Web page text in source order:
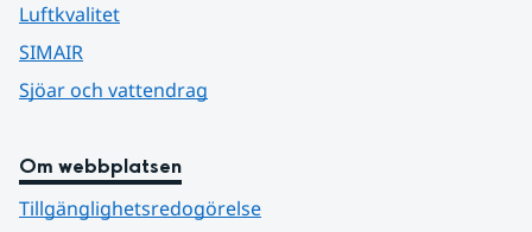
Luftkvalitet
SIMAIR
Sjöar och vattendrag
Om webbplatsen
Tillgänglighetsredogörelse